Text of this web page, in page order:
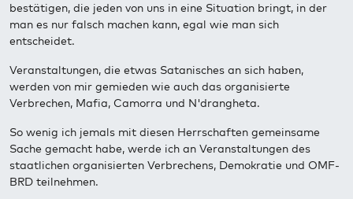
bestätigen, die jeden von uns in eine Situation bringt, in der
man es nur falsch machen kann, egal wie man sich
entscheidet.
Veranstaltungen, die etwas Satanisches an sich haben,
werden von mir gemieden wie auch das organisierte
Verbrechen, Mafia, Camorra und N'drangheta.
So wenig ich jemals mit diesen Herrschaften gemeinsame
Sache gemacht habe, werde ich an Veranstaltungen des
staatlichen organisierten Verbrechens, Demokratie und OMF-
BRD teilnehmen.